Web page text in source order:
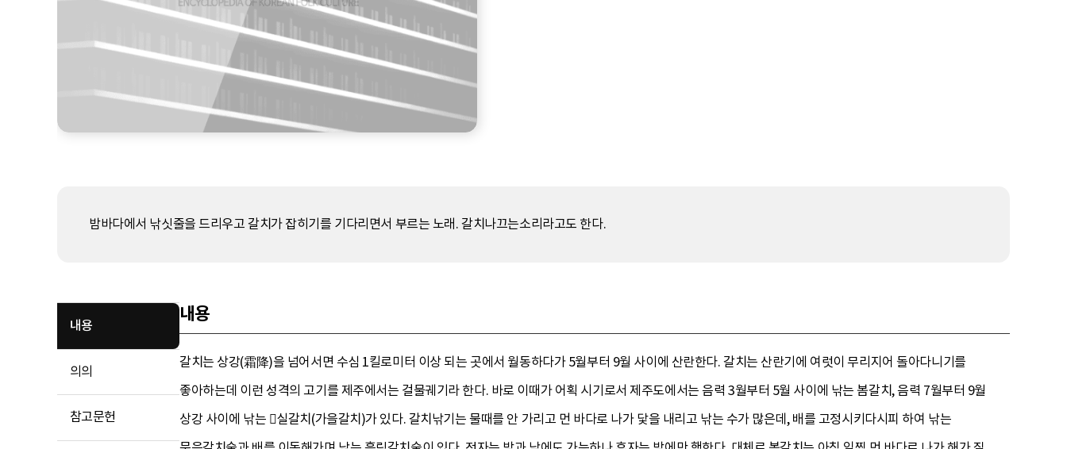
밤바다에서 낚싯줄을 드리우고 갈치가 잡히기를 기다리면서 부르는 노래. 갈치나끄는소리라고도 한다.
내용
의의
참고문헌
내용
갈치는 상강(霜降)을 넘어서면 수심 1킬로미터 이상 되는 곳에서 월동하다가 5월부터 9월 사이에 산란한다. 갈치는 산란기에 여럿이 무리지어 돌아다니기를
좋아하는데 이런 성격의 고기를 제주에서는 걸물궤기라 한다. 바로 이때가 어획 시기로서 제주도에서는 음력 3월부터 5월 사이에 낚는 봄갈치, 음력 7월부터 9월
상강 사이에 낚는 실갈치(가을갈치)가 있다. 갈치낚기는 물때를 안 가리고 먼 바다로 나가 닻을 내리고 낚는 수가 많은데, 배를 고정시키다시피 하여 낚는